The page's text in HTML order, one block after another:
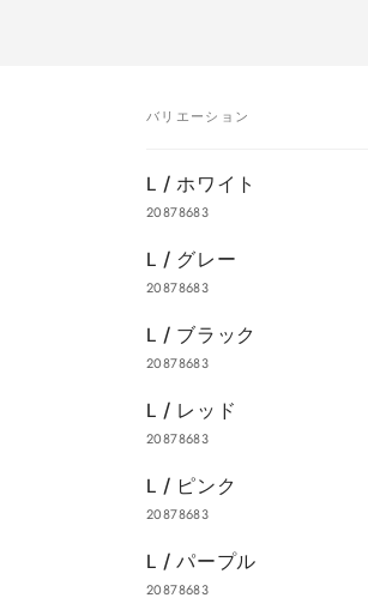
な
の
カ
ー
ト
バリエーション
L / ホワイト
20878683
L / グレー
20878683
L / ブラック
20878683
L / レッド
20878683
L / ピンク
20878683
L / パープル
20878683